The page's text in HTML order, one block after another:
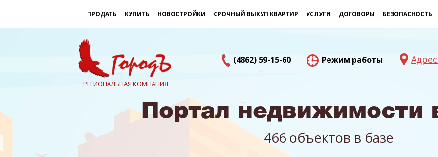
ПРОДАТЬ КУПИТЬ НОВОСТРОЙКИ СРОЧНЫЙ ВЫКУП КВАРТИР УСЛУГИ ДОГОВОРЫ БЕЗОПАСНОСТЬ
РЕГИОНАЛЬНАЯ КОМПАНИЯ
(4862) 59-15-60 Режим работы
Портал недвижимости
466 объектов в базе